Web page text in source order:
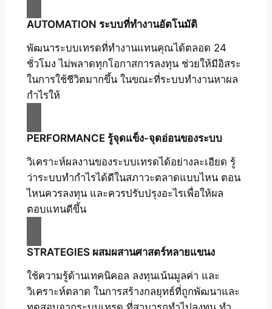
AUTOMATION ระบบที่ทำงานอัตโนมัติ
พัฒนาระบบเทรดที่ทำงานแทนคุณได้ตลอด 24
ชั่วโมง ไม่พลาดทุกโอกาสการลงทุน ช่วยให้มีอิสระ
ในการใช้ชีวิตมากขึ้น ในขณะที่ระบบทำงานหาผล
กำไรให้
PERFORMANCE รู้จุดแข็ง-จุดอ่อนของระบบ
วิเคราะห์ผลงานของระบบเทรดได้อย่างละเอียด รู้
ว่าระบบทำกำไรได้ดีในสภาวะตลาดแบบไหน ตอน
ไหนควรลงทุน และควรปรับปรุงอะไรเพื่อให้ผล
ตอบแทนดีขึ้น
STRATEGIES ผสมผสานศาสตร์หลายแขนง
ใช้ความรู้ด้านเทคนิคอล ลงทุนเน้นมูลค่า และ
วิเคราะห์ตลาด ในการสร้างกลยุทธ์ที่ถูกพัฒนาและ